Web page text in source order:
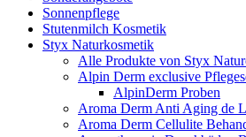
Sonnenpflege
Stutenmilch Kosmetik
Styx Naturkosmetik
Alle Produkte von Styx
Alpin Derm exclusive
AlpinDerm Proben
Aroma Derm Anti Aging de
Aroma Derm Cellulite